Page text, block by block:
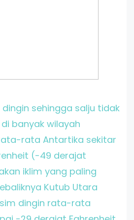
sehingga salju tidak
banyak wilayah
rata Antartika sekitar
(-49 derajat
iklim yang paling
Kutub Utara
dingin rata-rata